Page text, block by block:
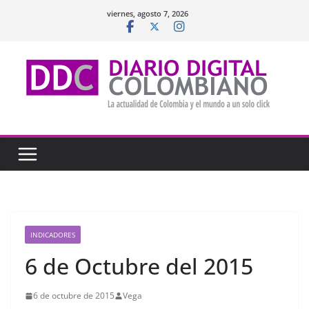
viernes, agosto 7, 2026
INDICADORES
6 de Octubre del 2015
6 de octubre de 2015 Vega